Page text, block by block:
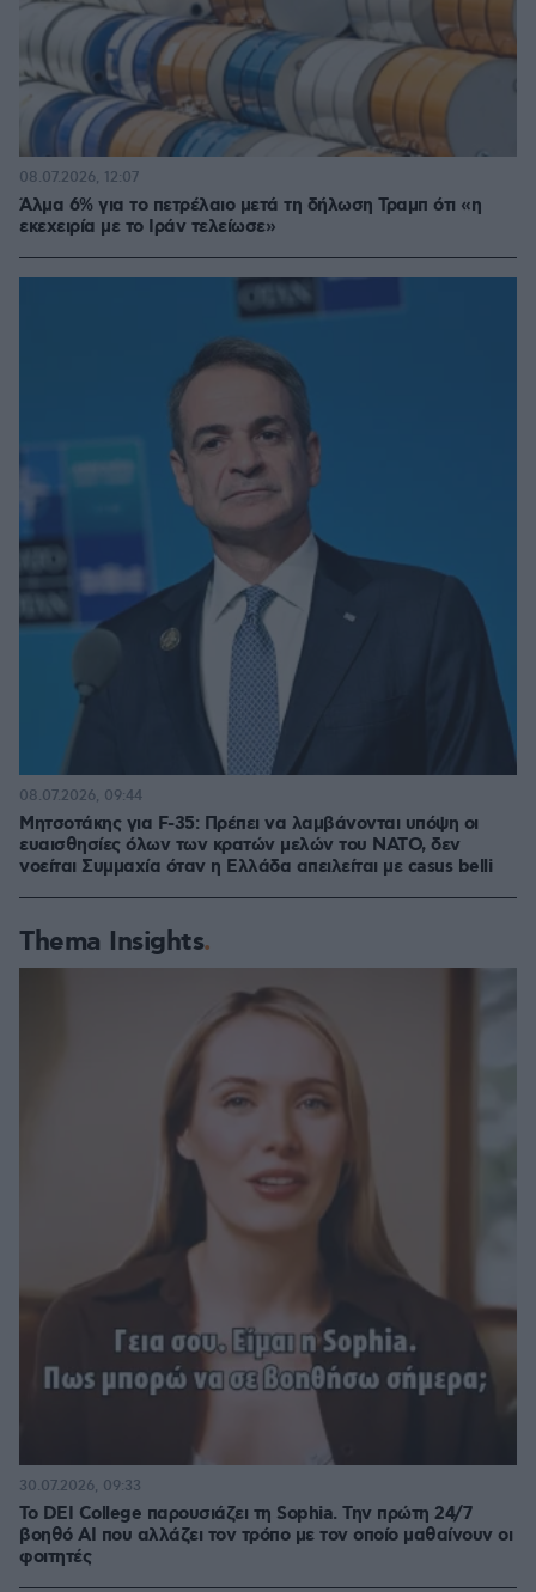
Άλμα 6% για το πετρέλαιο μετά τη δήλωση Τραμπ ότι «η
εκεχειρία με το Ιράν τελείωσε»
08.07.2026, 12:07
Μητσοτάκης για F-35: Πρέπει να λαμβάνονται υπόψη οι
ευαισθησίες όλων των κρατών μελών του ΝΑΤΟ, δεν
νοείται Συμμαχία όταν η Ελλάδα απειλείται με casus belli
08.07.2026, 09:44
Thema Insights
Το DEI College παρουσιάζει τη Sophia. Την πρώτη 24/7
βοηθό AI που αλλάζει τον τρόπο με τον οποίο μαθαίνουν οι
φοιτητές
30.07.2026, 09:33